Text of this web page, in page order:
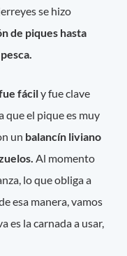
se hizo
de piques hasta
fácily fue clave
que el pique es muy
un balancín liviano
Al momento
lo que obliga a
esa manera, vamos
es la carnada a usar,